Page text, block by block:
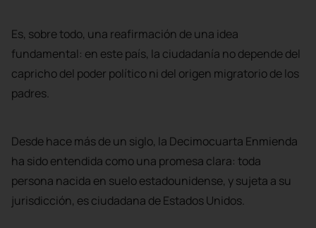
Es, sobre todo, una reafirmación de una idea
fundamental: en este país, la ciudadanía no depende del
capricho del poder político ni del origen migratorio de los
padres.
Desde hace más de un siglo, la Decimocuarta Enmienda
ha sido entendida como una promesa clara: toda
persona nacida en suelo estadounidense, y sujeta a su
jurisdicción, es ciudadana de Estados Unidos.